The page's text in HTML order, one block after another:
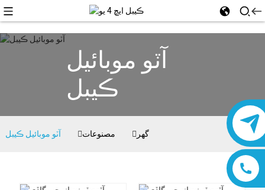
آٽو موبائيل
ڪيبل
گھر مصنوعات آٽو موبائيل ڪيبل